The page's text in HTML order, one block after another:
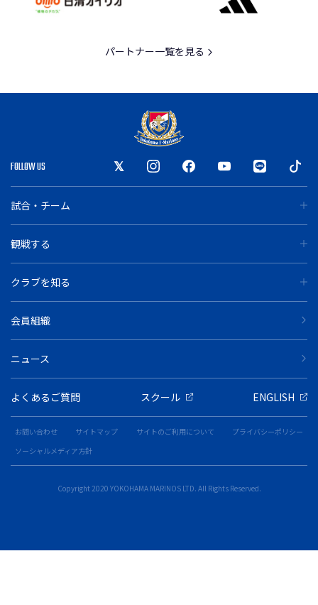
パートナー一覧を見る
FOLLOW US
試合・チーム
観戦する
クラブを知る
会員組織
ニュース
よくあるご質問 スクール ENGLISH
お問い合わせ サイトマップ サイトのご利用について
プライバシーポリシー
ソーシャルメディア方針
Copyright 2020 YOKOHAMA MARINOS LTD. All Rights Reserved.